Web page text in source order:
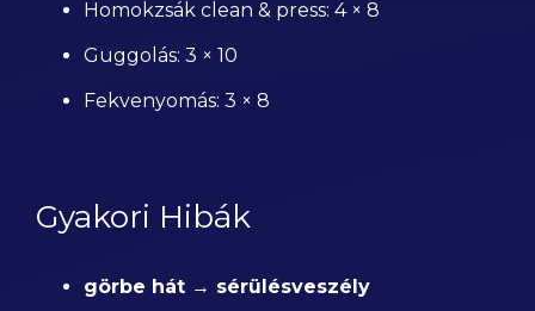
Homokzsák clean & press: 4 × 8
Guggolás: 3 × 10
Fekvenyomás: 3 × 8
Gyakori Hibák
görbe hát → sérülésveszély